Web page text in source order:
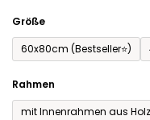
Größe
60x80cm (Bestseller⭐)
Rahmen
mit Innenrahmen aus